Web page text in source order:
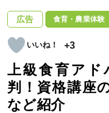
広告 食育・農業体験
+3
上級食育アド
判！資格講座
など紹介